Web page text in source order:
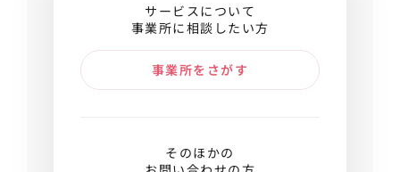
サービスについて
事業所に相談したい方
事業所をさがす
そのほかの